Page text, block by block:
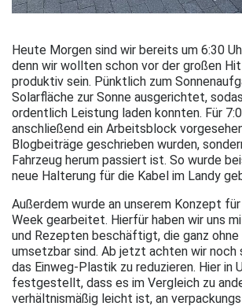
Heute Morgen sind wir bereits um 6:30
denn wir wollten schon vor der großen
produktiv sein. Pünktlich zum
Solarfläche zur Sonne ausgerichtet,
ordentlich Leistung laden konnten. Für
anschließend ein Arbeitsblock
Blogbeiträge geschrieben wurden,
Fahrzeug herum passiert ist. So wurde
neue Halterung für die Kabel im Landy
Außerdem wurde an unserem Konzept
Week gearbeitet. Hierfür haben wir uns
und Rezepten beschäftigt, die ganz
umsetzbar sind. Ab jetzt achten wir noch
das Einweg-Plastik zu reduzieren. Hier in
festgestellt, dass es im Vergleich zu
verhältnismäßig leicht ist, an